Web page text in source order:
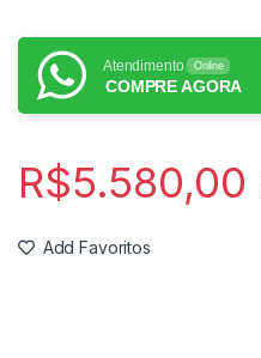
Atendimento Online
COMPRE AGORA
R$5.580,00
Add Favoritos